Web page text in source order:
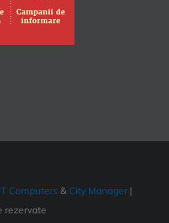
Computers& City Manager|
rezervate